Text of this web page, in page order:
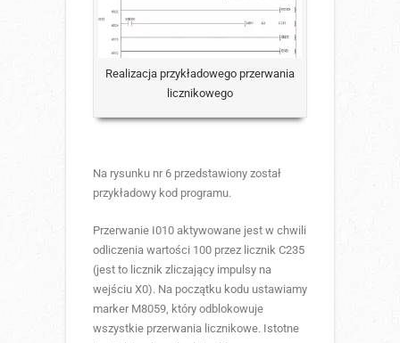
Realizacja przykładowego przerwania
licznikowego
Na rysunku nr 6 przedstawiony został
przykładowy kod programu.
Przerwanie I010 aktywowane jest w chwili
odliczenia wartości 100 przez licznik C235
(jest to licznik zliczający impulsy na
wejściu X0). Na początku kodu ustawiamy
marker M8059, który odblokowuje
wszystkie przerwania licznikowe. Istotne